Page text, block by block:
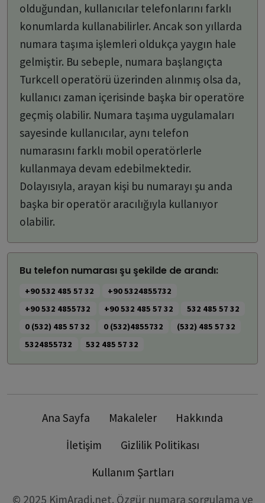
olduğundan, kullanıcılar telefonlarını farklı
konumlarda kullanabilirler. Ancak son yıllarda
numara taşıma işlemleri oldukça yaygın hale
gelmiştir. Bu sebeple, numara başlangıçta
Turkcell operatörü üzerinden alınmış olsa da,
kullanıcı zaman içerisinde başka bir operatöre
geçmiş olabilir. Numara taşıma uygulamaları
sayesinde kullanıcılar, aynı telefon
numarasını farklı mobil operatörlerle
kullanmaya devam edebilmektedir.
Dolayısıyla, arayan kişi bu numarayı şu anda
başka bir operatör aracılığıyla kullanıyor
olabilir.
Bu telefon numarası şu şekilde de arandı:
+90 532 485 57 32
+90 5324855732
+90 532 4855732
+90 532 485 57 32
532 485 57 32
0 (532) 485 57 32
0 (532)4855732
(532) 485 57 32
5324855732
532 485 57 32
Ana Sayfa Makaleler
Hakkında
İletişim
Gizlilik Politikası
Kullanım Şartları
© 2025 KimAradi.net. Özgür numara sorgulama ve